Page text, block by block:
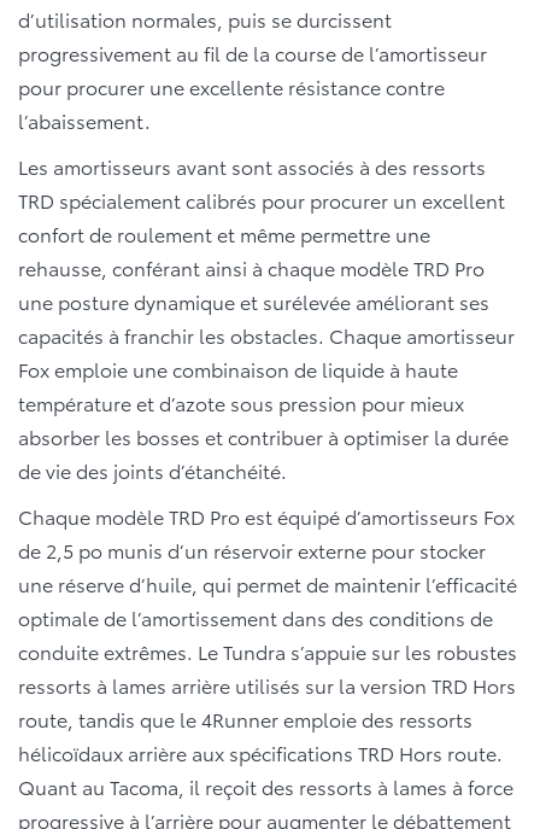
d’utilisation normales, puis se durcissent
progressivement au fil de la course de l’amortisseur
pour procurer une excellente résistance contre
l’abaissement.
Les amortisseurs avant sont associés à des ressorts
TRD spécialement calibrés pour procurer un excellent
confort de roulement et même permettre une
rehausse, conférant ainsi à chaque modèle TRD Pro
une posture dynamique et surélevée améliorant ses
capacités à franchir les obstacles. Chaque amortisseur
Fox emploie une combinaison de liquide à haute
température et d’azote sous pression pour mieux
absorber les bosses et contribuer à optimiser la durée
de vie des joints d’étanchéité.
Chaque modèle TRD Pro est équipé d’amortisseurs Fox
de 2,5 po munis d’un réservoir externe pour stocker
une réserve d’huile, qui permet de maintenir l’efficacité
optimale de l’amortissement dans des conditions de
conduite extrêmes. Le Tundra s’appuie sur les robustes
ressorts à lames arrière utilisés sur la version TRD Hors
route, tandis que le 4Runner emploie des ressorts
hélicoïdaux arrière aux spécifications TRD Hors route.
Quant au Tacoma, il reçoit des ressorts à lames à force
progressive à l’arrière pour augmenter le débattement